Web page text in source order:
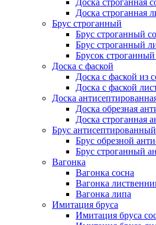
Доска строганная
Доска строганная
Брус строганный
Брус строганный
Брус строганный
Брусок строганный
Доска с фаской
Доска с фаской из
Доска с фаской
Доска
Доска обрезная
Доска строганная
Брус антисептированный
Брус обрезной
Брус строганный
Вагонка
Вагонка сосна
Вагонка
Вагонка липа
Имитация бруса
Имитация бруса